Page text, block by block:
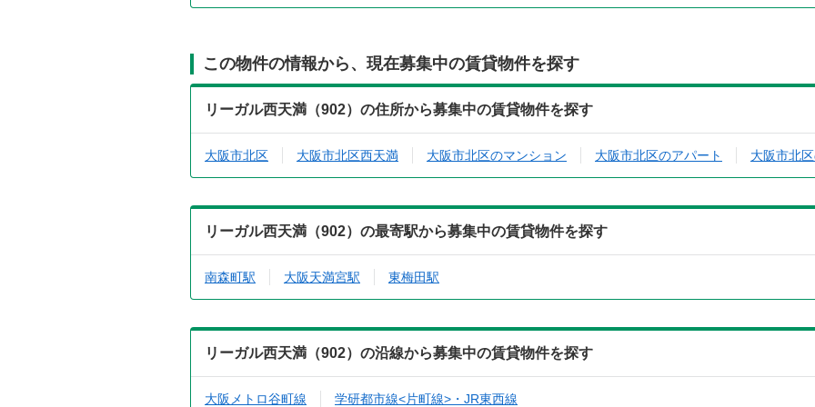
この物件の情報から、現在募集中の賃貸物件を探す
リーガル西天満（902）の住所から募集中の賃貸物件を探す
大阪市北区 大阪市北区西天満 大阪市北区のマンション 大阪市北区のアパート 大阪市北
リーガル西天満（902）の最寄駅から募集中の賃貸物件を探す
南森町駅 大阪天満宮駅 東梅田駅
リーガル西天満（902）の沿線から募集中の賃貸物件を探す
大阪メトロ谷町線 学研都市線<片町線>・JR東西線